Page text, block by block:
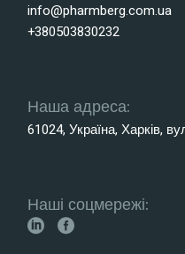
info@pharmberg.com.ua
+380503830232
Наша адреса:
61024, Україна, Харків,
Наші соцмережі: